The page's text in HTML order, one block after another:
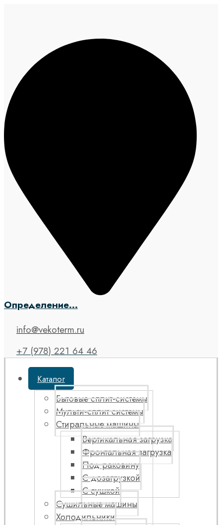
Определение...
info@vekoterm.ru
+7 (978) 221 64 46
Каталог
Бытовые сплит-системы
Мульти-сплит системы
Стиральные машины
Вертикальная загрузка
Фронтальная загрузка
Под раковину
С дозагрузкой
С сушкой
Сушильные машины
Холодильники